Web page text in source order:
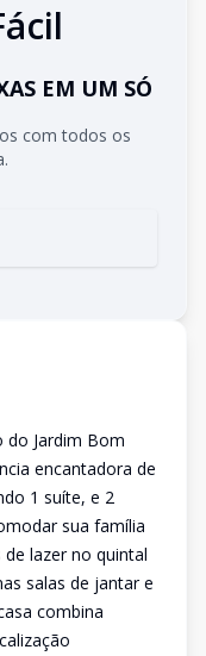
EM UM SÓ
com todos os
do Jardim Bom
encantadora de
1 suíte, e 2
sua família
lazer no quintal
salas de jantar e
combina